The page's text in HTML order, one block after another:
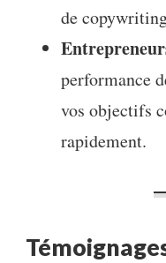
de
performance
vos objectifs
rapidement.